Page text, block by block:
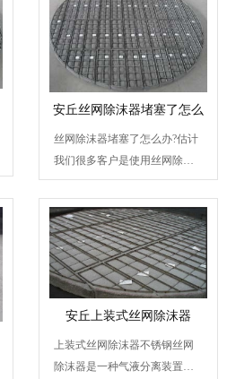
安丘丝网除沫器堵塞了怎么
丝网除沫器堵塞了怎么办?估计
我们很多客户是使用丝网除沫
器的时候都会碰到这样的...
安丘上装式丝网除沫器
上装式丝网除沫器不锈钢丝网
除沫器是一种气液分离装置。